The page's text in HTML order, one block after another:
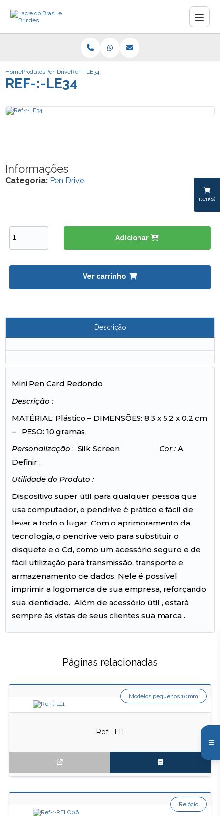
iten(s)
HomeProdutosPen DriveRef-:-LE34
REF-:-LE34
Informações
Categoria: Pen Drive
Adicionar
Ver carrinho
Descrição
Mini Pen Card Redondo
Descrição :
MATÉRIAL: Plástico – DIMENSÕES: 8.3 x 5.2 x 0.2 cm
– PESO: 10 gramas
Personalização: Silk Screen Cor :A
Definir .
Utilidade do Produto :
Dispositivo super útil para qualquer pessoa que
usa computador, o pendrive é prático e fácil de
levar a todo o lugar. Com o aprimoramento da
tecnologia, o pendrive veio para substituir o
disquete e o Cd, como um acessório seguro e de
fácil utilização para transmissão, transporte e
armazenamento de dados. Nele é possível
imprimir a logomarca de sua empresa, reforçando
sua identidade. Além de acessório útil , estará
sempre às vistas de seus clientes sua marca .
Páginas relacionadas
Ref-:-L11
Modelos pequenos 10mm
Relógio